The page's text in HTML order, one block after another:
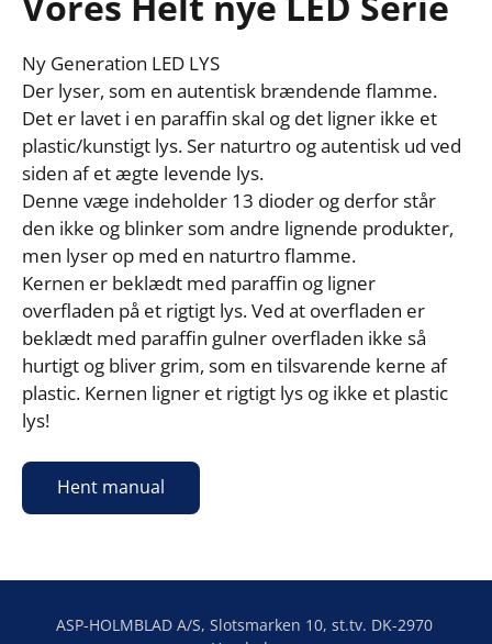
Ny Generation LED LYS
Der lyser, som en autentisk brændende flamme.
Det er lavet i en paraffin skal og det ligner ikke et
plastic/kunstigt lys. Ser naturtro og autentisk ud ved
siden af et ægte levende lys.
Denne væge indeholder 13 dioder og derfor står
den ikke og blinker som andre lignende produkter,
men lyser op med en naturtro flamme.
Kernen er beklædt med paraffin og ligner
overfladen på et rigtigt lys. Ved at overfladen er
beklædt med paraffin gulner overfladen ikke så
hurtigt og bliver grim, som en tilsvarende kerne af
plastic. Kernen ligner et rigtigt lys og ikke et plastic
lys!
Hent manual
ASP-HOLMBLAD A/S, Slotsmarken 10, st.tv. DK-2970